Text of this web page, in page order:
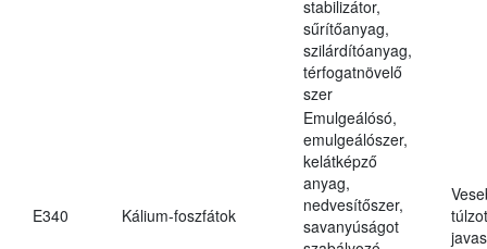
stabilizátor,
sűrítőanyag,
szilárdítóanyag,
térfogatnövelő
szer
E340 Kálium-foszfátok
Emulgeálósó,
emulgeálószer,
kelátképző
anyag,
nedvesítőszer,
savanyúságot